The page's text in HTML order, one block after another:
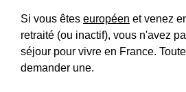
Si vous êtes européen et venez
retraité (ou inactif), vous n'avez
séjour pour vivre en France.
demander une.